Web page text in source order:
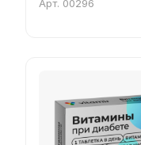
Арт. 00296